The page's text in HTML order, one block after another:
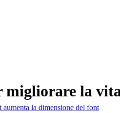
la
aumenta la dimensione del font